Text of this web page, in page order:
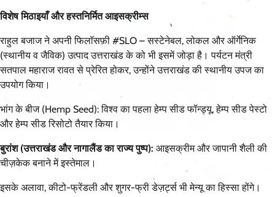
विशेष मिठाइयाँ और हस्तनिर्मित आइसक्रीम्स
राहुल बजाज ने अपनी फिलॉसफ़ी #SLO – सस्टेनेबल, लोकल और ऑर्गेनिक
(स्थानीय व जैविक) उत्पाद उत्तराखंड के को भी इसमें जोड़ा है। पर्यटन मंत्री
सतपाल महाराज रावत से प्रेरित होकर, उन्होंने उत्तराखंड की स्थानीय उपज का
उपयोग किया।
भांग के बीज (Hemp Seed): विश्व का पहला हेम्प सीड फॉन्ड्यू, हेम्प सीड पेस्टो
और हेम्प सीड रिसोटो तैयार किया।
बुरांश (उत्तराखंड और नागालैंड का राज्य पुष्प): आइसक्रीम और जापानी शैली की
चीज़केक बनाने में इस्तेमाल।
इसके अलावा, कीटो-फ्रेंडली और शुगर-फ्री डेज़र्ट्स भी मेन्यू का हिस्सा होंगे।